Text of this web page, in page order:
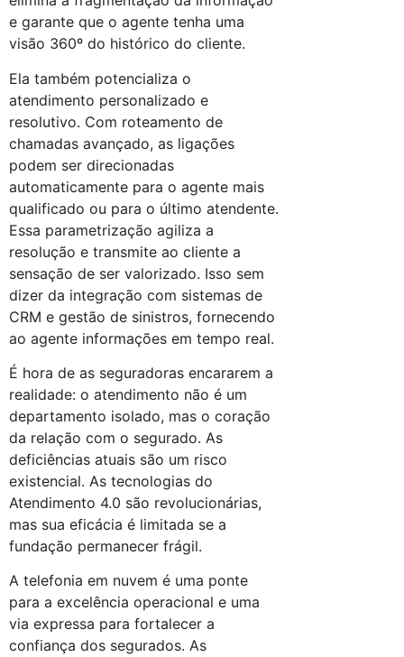
e garante que o agente tenha uma
visão 360º do histórico do cliente.
Ela também potencializa o
atendimento personalizado e
resolutivo. Com roteamento de
chamadas avançado, as ligações
podem ser direcionadas
automaticamente para o agente mais
qualificado ou para o último atendente.
Essa parametrização agiliza a
resolução e transmite ao cliente a
sensação de ser valorizado. Isso sem
dizer da integração com sistemas de
CRM e gestão de sinistros, fornecendo
ao agente informações em tempo real.
É hora de as seguradoras encararem a
realidade: o atendimento não é um
departamento isolado, mas o coração
da relação com o segurado. As
deficiências atuais são um risco
existencial. As tecnologias do
Atendimento 4.0 são revolucionárias,
mas sua eficácia é limitada se a
fundação permanecer frágil.
A telefonia em nuvem é uma ponte
para a excelência operacional e uma
via expressa para fortalecer a
confiança dos segurados. As